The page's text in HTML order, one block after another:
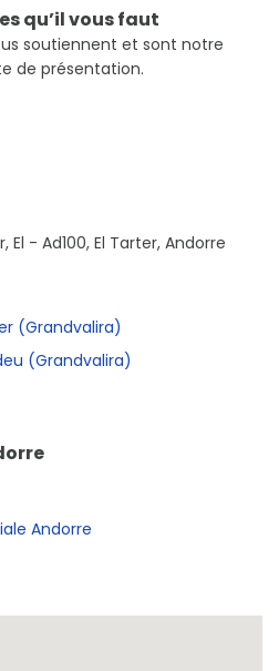
qu’il vous faut
soutiennent et sont notre
de présentation.
- Ad100, El Tarter, Andorre
(Grandvalira)
(Grandvalira)
Andorre